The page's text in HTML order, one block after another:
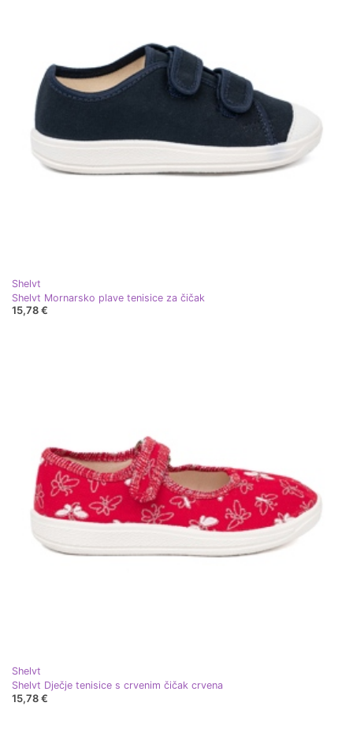
Shelvt
Shelvt Mornarsko plave tenisice za čičak
15,78 €
Shelvt
Shelvt Dječje tenisice s crvenim čičak crvena
15,78 €